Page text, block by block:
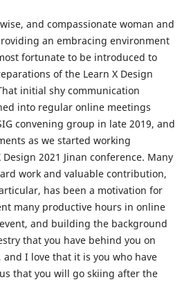
and compassionate woman and
an embracing environment
fortunate to be introduced to
of the Learn X Design
initial shy communication
into regular online meetings
convening group in late 2019, and
as we started working
2021 Jinan conference. Many
work and valuable contribution,
has been a motivation for
many productive hours in online
and building the background
that you have behind you on
I love that it is you who have
that you will go skiing after the